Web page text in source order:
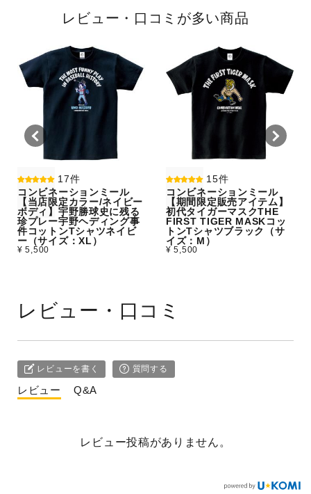
レビュー・口コミが多い商品
17件
コンビネーションミール
【当店限定カラー/ネイビー
ボディ】宇野勝球史に残る
珍プレー宇野ヘディング事
件コットンTシャツネイビ
ー（サイズ：XL）
¥ 5,500
15件
コンビネーションミール
【期間限定販売アイテム】
初代タイガーマスクTHE
FIRST TIGER MASKコッ
トンTシャツブラック（サ
イズ：M）
¥ 5,500
レビュー・口コミ
レビューを書く 質問する
レビュー Q&A
レビュー投稿がありません。